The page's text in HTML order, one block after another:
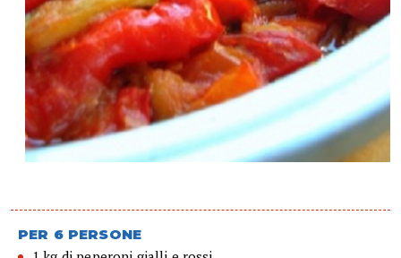
PER 6 PERSONE